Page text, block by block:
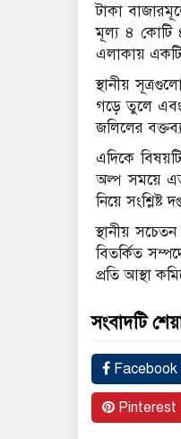
টাকা
মূল্য ৪ কোটি
এলাকায় একটি
স্থানীয়
গড়ে তুলে এবং
জলিলের
এদিকে
অল্প সময়ে
নিয়ে সংশ্লিষ্ট
স্থানীয়
বিতর্কিত
প্রতি আস্থা
সংবাদটি
Facebook
Pinterest